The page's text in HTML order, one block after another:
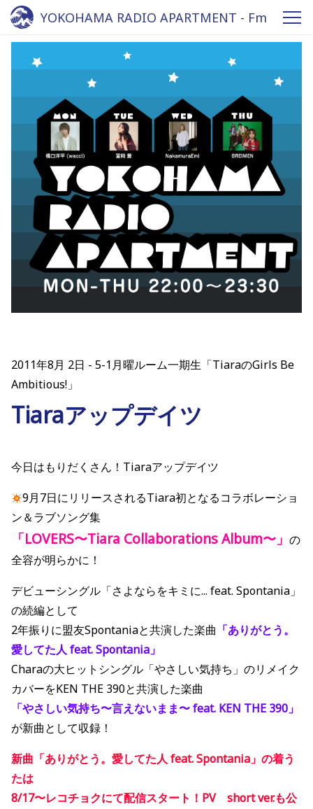
YOKOHAMA RADIO APARTMENT - Fm
yokohama 84.7
2011年8月 2日
5-1月曜ルーム一期生「TiaraのGirls Be
Ambitious!」
Tiaraアップデイツ
今日はもりだくさん！Tiaraアップデイツ
9月7日にリリースされるTiara初となるコラボレーショ
ン＆ラブソング集
「LOVERS〜Tiara Collaborations Album〜」 の
全容が明らかに！
デビューシングル「さよならをキミに... feat. Spontania」
の続編として
2年振りに盟友Spontaniaと共演した楽曲 「ありがとう。
愛してた人 feat. Spontania」
Charaの大ヒットシングル「やさしい気持ち」のリメイク
カバーをKEN THE 390と共演した楽曲
「やさしい気持ち〜言えないまま〜 feat. KEN THE 390」
が新曲として収録！
新曲「ありがとう。愛してた人 feat. Spontania」の着う
たは
8/17〜レコチョクにて配信スタート！PV short ver.も公